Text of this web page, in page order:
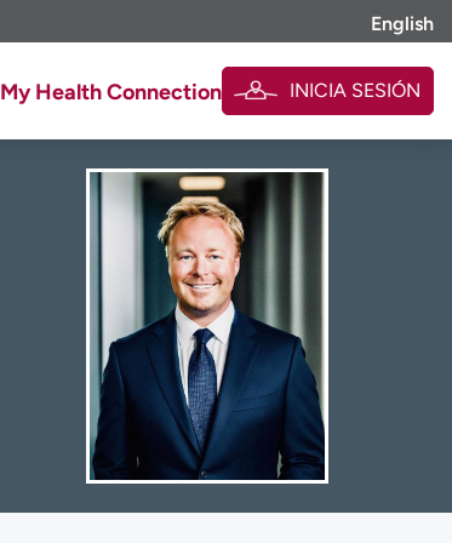
English
My Health Connection INICIA SESIÓN